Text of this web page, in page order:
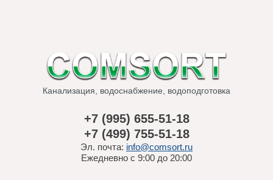
Канализация, водоснабжение, водоподготовка
+7 (995) 655-51-18
+7 (499) 755-51-18
Эл. почта: info@comsort.ru
Ежедневно с 9:00 до 20:00